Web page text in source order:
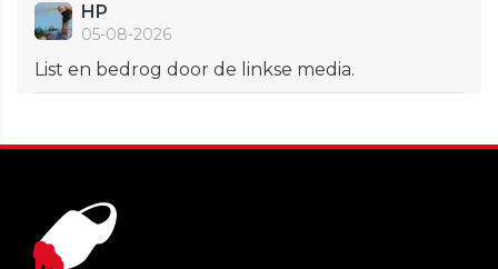
HP
05-08-2026
List en bedrog door de linkse media.